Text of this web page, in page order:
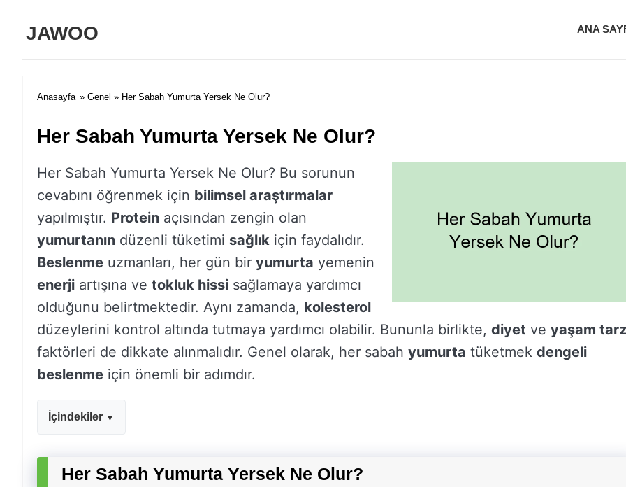
JAWOO ANA
Anasayfa » Genel » Her Sabah Yumurta Yersek Ne Olur?
Her Sabah Yumurta Yersek Ne Olur?
Her Sabah Yumurta Yersek Ne Olur? Bu sorunun
cevabını öğrenmek için bilimsel araştırmalar
yapılmıştır. Protein açısından zengin olan
yumurtanın düzenli tüketimi sağlık için faydalıdır.
Beslenme uzmanları, her gün bir yumurta yemenin
enerji artışına ve tokluk hissi sağlamaya yardımcı
olduğunu belirtmektedir. Aynı zamanda, kolesterol
düzeylerini kontrol altında tutmaya yardımcı olabilir. Bununla birlikte, diyet ve yaşam
faktörleri de dikkate alınmalıdır. Genel olarak, her sabah yumurta tüketmek dengeli
beslenme için önemli bir adımdır.
İçindekiler
Her Sabah Yumurta Yersek Ne Olur?